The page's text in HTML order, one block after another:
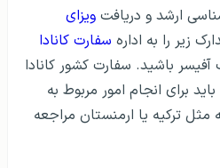
ارشد و دریافت ویزای
زیر را به اداره سفارت کانادا
باشید. سفارت کشور کانادا
برای انجام امور مربوط به
ترکیه یا ارمنستان مراجعه